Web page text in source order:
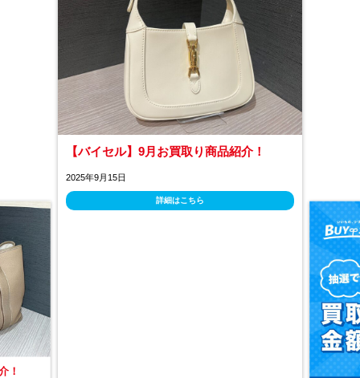
！
【バイセル】9月お買取り商品紹介！
2025年9月15日
詳細はこちら